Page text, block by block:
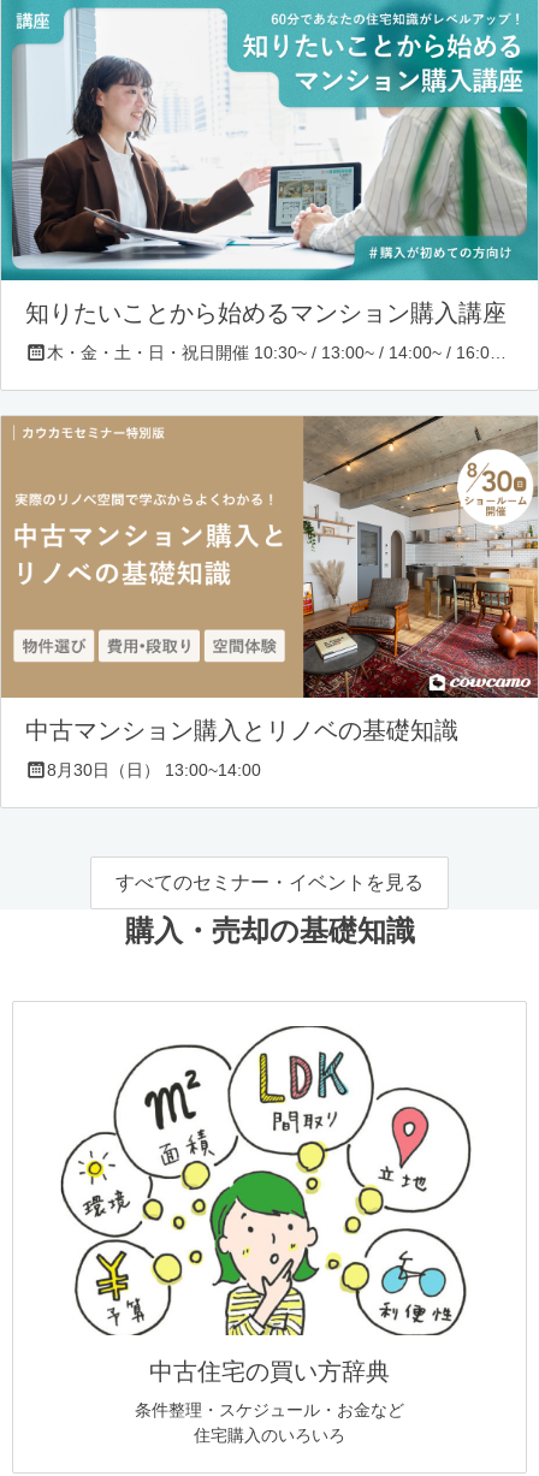
知りたいことから始めるマンション購入講座
中古マンション購入とリノベの基礎知識
8月30日（日） 13:00~14:00
すべてのセミナー・イベントを見る
購入・売却の基礎知識
中古住宅の買い方辞典
条件整理・スケジュール・お金など
住宅購入のいろいろ